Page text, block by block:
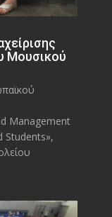
Μουσικού
Management
Students»,